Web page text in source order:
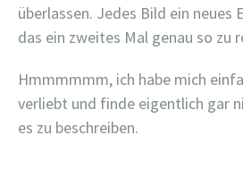
überlassen. Jedes Bild ein neues
das ein zweites Mal genau so zu
Hmmmmmm, ich habe mich
verliebt und finde eigentlich gar
es zu beschreiben.